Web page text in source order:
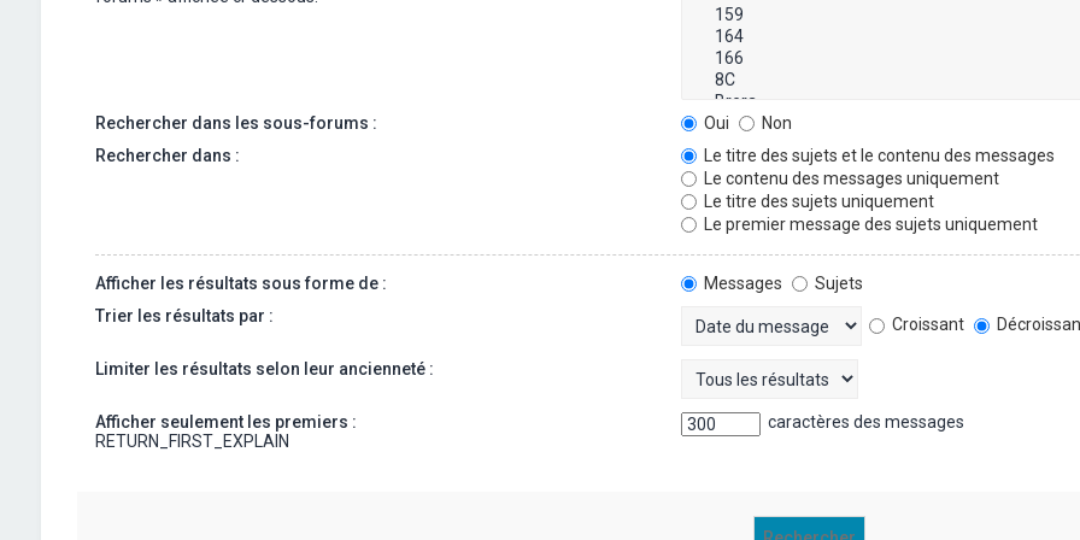
Rechercher dans les sous-forums : Oui
Non
Rechercher dans :
Le titre des sujets et le contenu des messages
Le contenu des messages uniquement
Le titre des sujets uniquement
Le premier message des sujets uniquement
Afficher les résultats sous forme de : Messages
Sujets
Trier les résultats par :
Croissant
Limiter les résultats selon leur ancienneté :
Afficher seulement les premiers :
RETURN_FIRST_EXPLAIN
caractères des messages